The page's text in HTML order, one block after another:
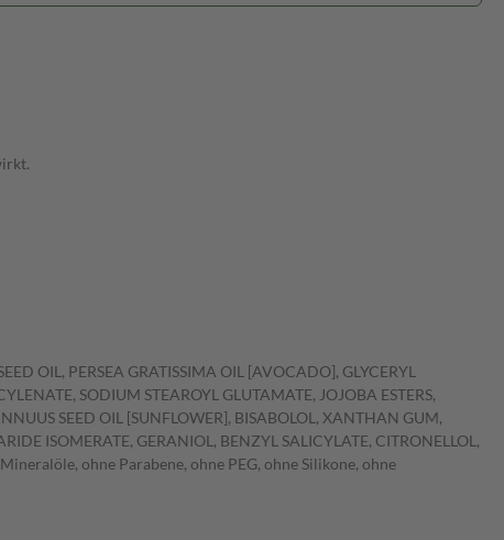
OIL, PERSEA GRATISSIMA OIL [AVOCADO], GLYCERYL
SODIUM STEAROYL GLUTAMATE, JOJOBA ESTERS,
SEED OIL [SUNFLOWER], BISABOLOL, XANTHAN GUM,
ISOMERATE, GERANIOL, BENZYL SALICYLATE, CITRONELLOL,
ohne Parabene, ohne PEG, ohne Silikone, ohne